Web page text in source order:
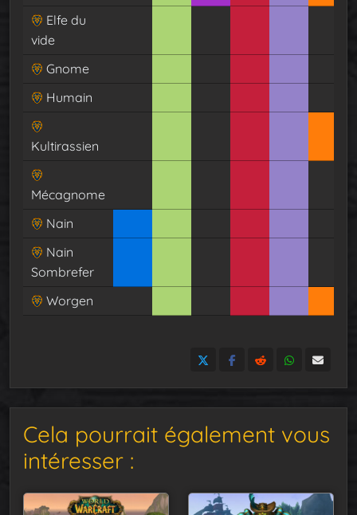
Elfe du
vide
Gnome
Humain
Kultirassien
Mécagnome
Nain
Nain
Sombrefer
Worgen
Cela pourrait également vous
intéresser :